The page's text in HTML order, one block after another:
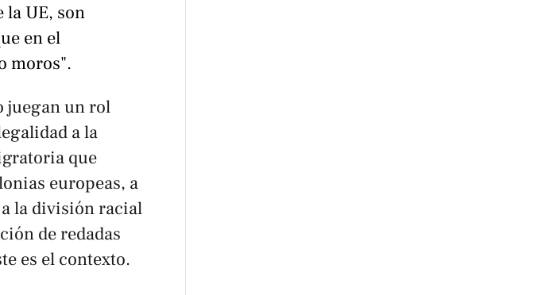
la UE, son
en el
moros".
juegan un rol
a la
que
europeas, a
la división racial
de redadas
es el contexto.